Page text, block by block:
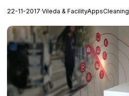
22-11-2017·Vileda & FacilityAppsCleaning